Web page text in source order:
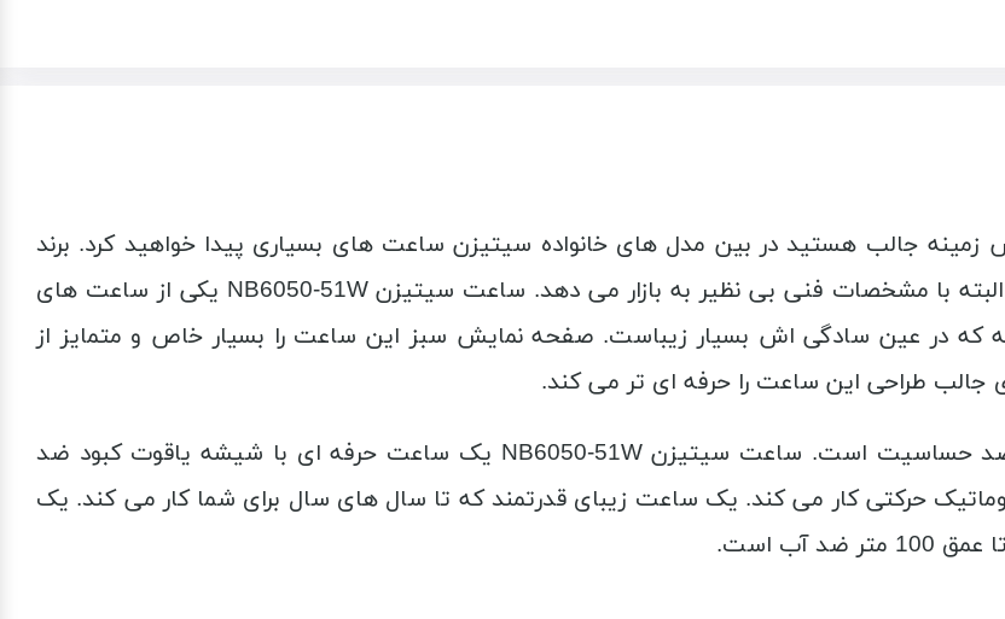
جالب هستید در بین مدل های خانواده سیتیزن ساعت های بسیاری پیدا خواهید کرد. برند
ژاپنی سیتیزن هر ساله ساعت هایی با طرح و رنگ جذاب و البته با مشخصات فنی بی نظیر به بازار می دهد. ساعت سیتیزن NB6050-51W یکی از ساعت های
که در عین سادگی اش بسیار زیباست. صفحه نمایش سبز این ساعت را بسیار خاص و متمایز از
طراحی این ساعت را حرفه ای تر می کند.
بدنه و بند این ساعت از استیل ضد زنگ و ضد خوردگی و ضد حساسیت است. ساعت سیتیزن NB6050-51W یک ساعت حرفه ای با شیشه یاقوت کبود ضد
حرکتی کار می کند. یک ساعت زیبای قدرتمند که تا سال های سال برای شما کار می کند. یک